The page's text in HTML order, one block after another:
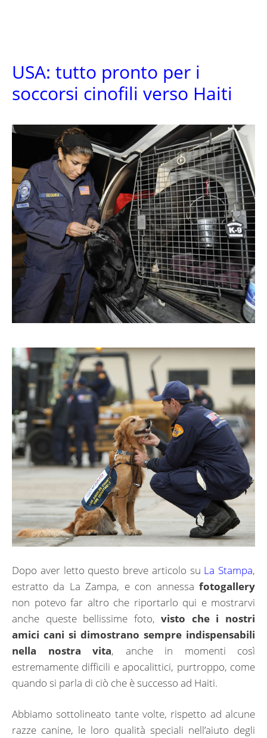
USA: tutto pronto per i
soccorsi cinofili verso Haiti
Dopo aver letto questo breve articolo su La Stampa,
estratto da La Zampa, e con annessa fotogallery
non potevo far altro che riportarlo qui e mostrarvi
anche queste bellissime foto,visto che i nostri
amici cani si dimostrano sempre indispensabili
nella nostra vita, anche in momenti così
estremamente difficili e apocalittici, purtroppo, come
quando si parla di ciò che è successo ad Haiti.
Abbiamo sottolineato tante volte, rispetto ad alcune
razze canine, le loro qualità speciali nell’aiuto degli